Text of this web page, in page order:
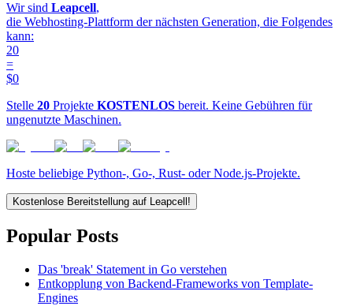
Wir sind Leapcell,
die Webhosting-Plattform der nächsten Generation, die Folgendes
kann:
20
=
$0
Stelle 20 Projekte KOSTENLOS bereit. Keine Gebühren für
ungenutzte Maschinen.
Hoste beliebige Python-, Go-, Rust- oder Node.js-Projekte.
Kostenlose Bereitstellung auf Leapcell!
Popular Posts
Das 'break' Statement in Go verstehen
Entkopplung von Backend-Frameworks von Template-
Engines